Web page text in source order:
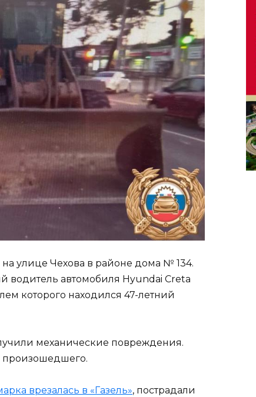
улице Чехова в районе дома № 134.
автомобиля Hyundai Creta
которого находился 47-летний
механические повреждения.
произошедшего.
врезалась в «Газель», пострадали